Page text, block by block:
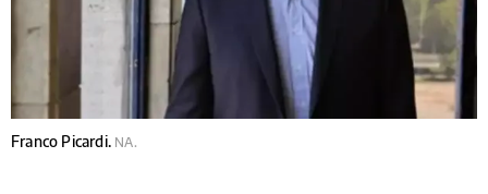
Franco Picardi. NA.